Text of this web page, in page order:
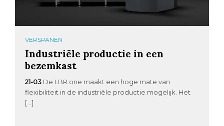
VERSPANEN
Industriële productie in een
bezemkast
21-03 De LBR.one maakt een hoge mate van
flexibiliteit in de industriële productie mogelijk. Het
[…]